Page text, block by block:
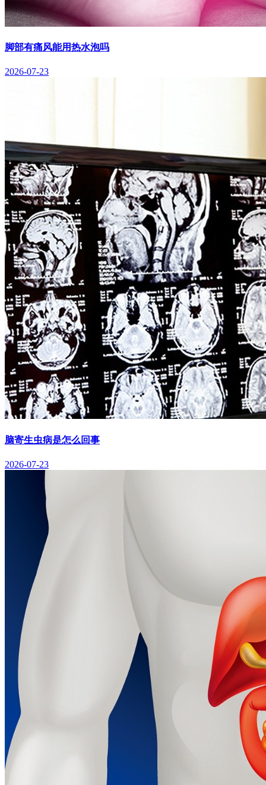
脚部有痛风能用热水泡吗
2026-07-23
脑寄生虫病是怎么回事
2026-07-23